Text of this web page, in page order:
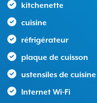
kitchenette
cuisine
réfrigérateur
plaque de cuisson
ustensiles de cuisine
Internet Wi-Fi